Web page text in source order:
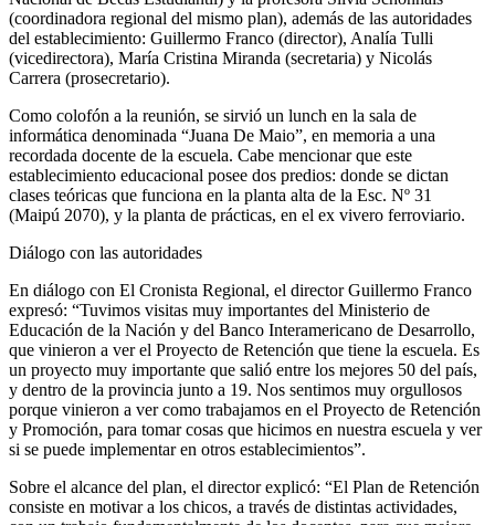
(coordinadora regional del mismo plan), además de las autoridades
del establecimiento: Guillermo Franco (director), Analía Tulli
(vicedirectora), María Cristina Miranda (secretaria) y Nicolás
Carrera (prosecretario).
Como colofón a la reunión, se sirvió un lunch en la sala de
informática denominada “Juana De Maio”, en memoria a una
recordada docente de la escuela. Cabe mencionar que este
establecimiento educacional posee dos predios: donde se dictan
clases teóricas que funciona en la planta alta de la Esc. Nº 31
(Maipú 2070), y la planta de prácticas, en el ex vivero ferroviario.
Diálogo con las autoridades
En diálogo con El Cronista Regional, el director Guillermo Franco
expresó: “Tuvimos visitas muy importantes del Ministerio de
Educación de la Nación y del Banco Interamericano de Desarrollo,
que vinieron a ver el Proyecto de Retención que tiene la escuela. Es
un proyecto muy importante que salió entre los mejores 50 del país,
y dentro de la provincia junto a 19. Nos sentimos muy orgullosos
porque vinieron a ver como trabajamos en el Proyecto de Retención
y Promoción, para tomar cosas que hicimos en nuestra escuela y ver
si se puede implementar en otros establecimientos”.
Sobre el alcance del plan, el director explicó: “El Plan de Retención
consiste en motivar a los chicos, a través de distintas actividades,